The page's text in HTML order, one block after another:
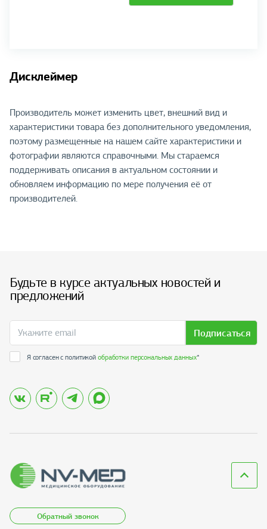
Дисклеймер
Производитель может изменить цвет, внешний вид и
характеристики товара без дополнительного уведомления,
поэтому размещенные на нашем сайте характеристики и
фотографии являются справочными. Мы стараемся
поддерживать описания в актуальном состоянии и
обновляем информацию по мере получения её от
производителей.
Будьте в курсе актуальных новостей и
предложений
Подписаться
Я согласен с политикойобработки персональных данных*
Обратный звонок